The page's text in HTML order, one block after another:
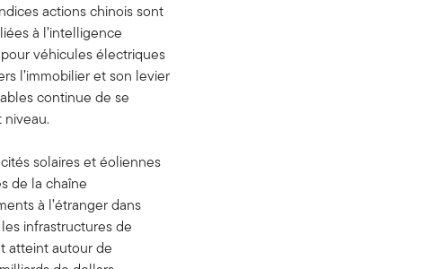
actions chinois sont
à l’intelligence
véhicules électriques
l’immobilier et son levier
continue de se
solaires et éoliennes
de la chaîne
à l’étranger dans
infrastructures de
atteint autour de